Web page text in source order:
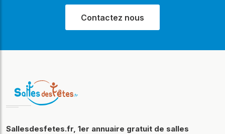
Contactez nous
Sallesdesfetes.fr, 1er annuaire gratuit de salles